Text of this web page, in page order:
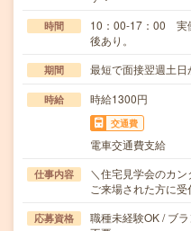
時間
10：00-17：00 実
後あり。
期間 最短で面接翌週土日
時給 時給1300円
交通費
電車交通費支給
仕事内容
＼住宅見学会のカ
ご来場された方に
応募資格
職種未経験OK / ブ